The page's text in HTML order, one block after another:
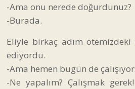
-Ama onu nerede doğurdunuz?
-Burada.
Eliyle birkaç adım ötemizdeki
ediyordu.
-Ama hemen bugün de
-Ne yapalım? Çalışmak